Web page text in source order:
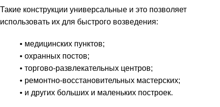
Такие конструкции универсальные и это позволяет
использовать их для быстрого возведения:
• медицинских пунктов;
• охранных постов;
• торгово-развлекательных центров;
• ремонтно-восстановительных мастерских;
• и других больших и маленьких построек.